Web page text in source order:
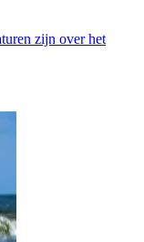
zijn over het